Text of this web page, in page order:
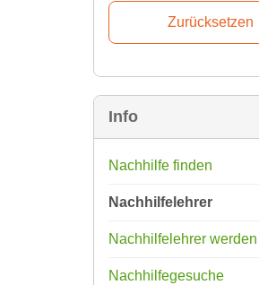
Info
Nachhilfe finden
Nachhilfelehrer
Nachhilfelehrer werden
Nachhilfegesuche